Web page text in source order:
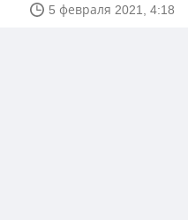
5 февраля 2021, 4:18